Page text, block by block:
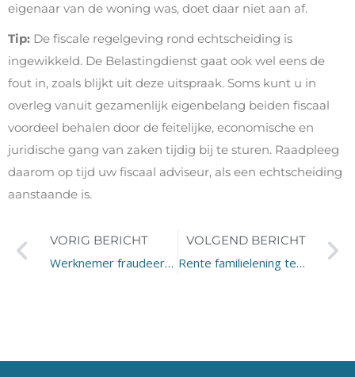
eigenaar van de woning was, doet daar niet aan af.
Tip: De fiscale regelgeving rond echtscheiding is
ingewikkeld. De Belastingdienst gaat ook wel eens de
fout in, zoals blijkt uit deze uitspraak. Soms kunt u in
overleg vanuit gezamenlijk eigenbelang beiden fiscaal
voordeel behalen door de feitelijke, economische en
juridische gang van zaken tijdig bij te sturen. Raadpleeg
daarom op tijd uw fiscaal adviseur, als een echtscheiding
aanstaande is.
VORIG BERICHT
Werknemer fraudeert met gewerkte uren: ontslag?
VOLGEND BERICHT
Rente familielening te hoog